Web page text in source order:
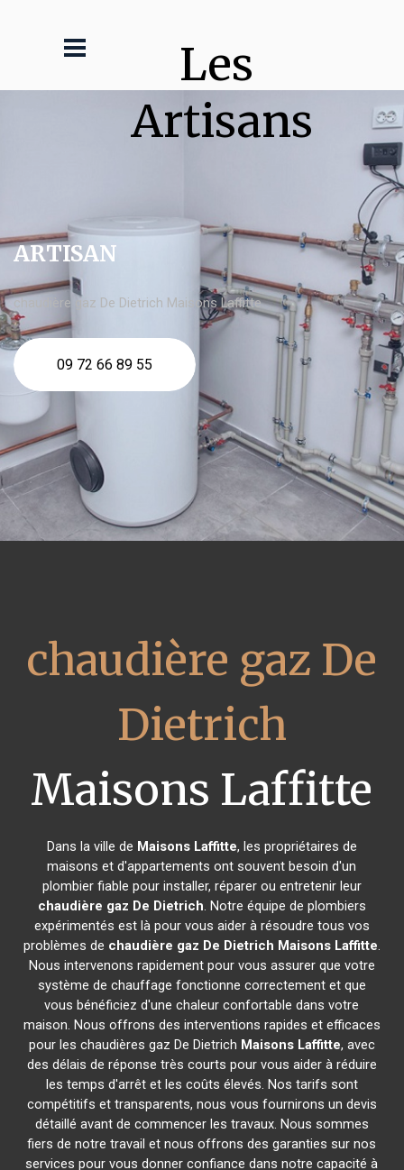
Les
Artisans
ARTISAN
chaudière gaz De Dietrich Maisons Laffitte
09 72 66 89 55
chaudière gaz De
Dietrich
Maisons Laffitte
Dans la ville de Maisons Laffitte, les propriétaires de
maisons et d'appartements ont souvent besoin d'un
plombier fiable pour installer, réparer ou entretenir leur
chaudière gaz De Dietrich. Notre équipe de plombiers
expérimentés est là pour vous aider à résoudre tous vos
problèmes de chaudière gaz De Dietrich Maisons Laffitte.
Nous intervenons rapidement pour vous assurer que votre
système de chauffage fonctionne correctement et que
vous bénéficiez d'une chaleur confortable dans votre
maison. Nous offrons des interventions rapides et efficaces
pour les chaudières gaz De Dietrich Maisons Laffitte, avec
des délais de réponse très courts pour vous aider à réduire
les temps d'arrêt et les coûts élevés. Nos tarifs sont
compétitifs et transparents, nous vous fournirons un devis
détaillé avant de commencer les travaux. Nous sommes
fiers de notre travail et nous offrons des garanties sur nos
services pour vous donner confiance dans notre capacité à